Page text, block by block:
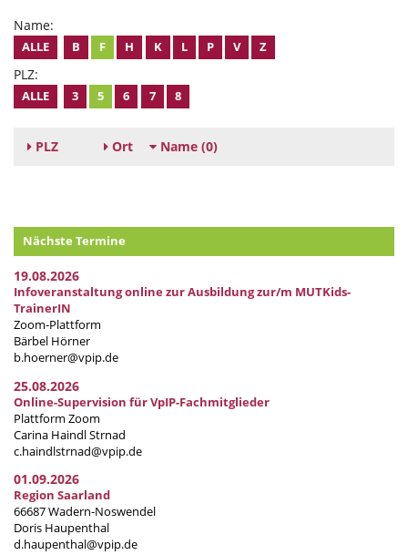
Name:
ALLE B F H K L P V Z
PLZ:
ALLE 3 5 6 7 8
PLZ Ort Name (0)
Nächste Termine
19.08.2026
Infoveranstaltung online zur Ausbildung zur/m MUTKids-
TrainerIN
Zoom-Plattform
Bärbel Hörner
b.hoerner@vpip.de
25.08.2026
Online-Supervision für VpIP-Fachmitglieder
Plattform Zoom
Carina Haindl Strnad
c.haindlstrnad@vpip.de
01.09.2026
Region Saarland
66687 Wadern-Noswendel
Doris Haupenthal
d.haupenthal@vpip.de